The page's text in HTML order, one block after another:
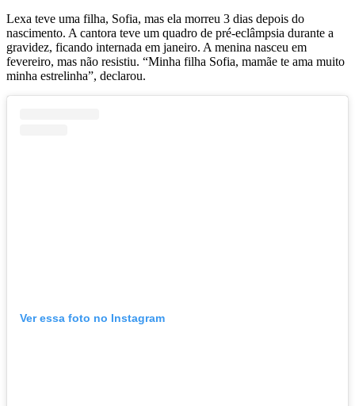
Lexa teve uma filha, Sofia, mas ela morreu 3 dias depois do
nascimento. A cantora teve um quadro de pré-eclâmpsia durante a
gravidez, ficando internada em janeiro. A menina nasceu em
fevereiro, mas não resistiu. “Minha filha Sofia, mamãe te ama muito
minha estrelinha”, declarou.
Ver essa foto no Instagram